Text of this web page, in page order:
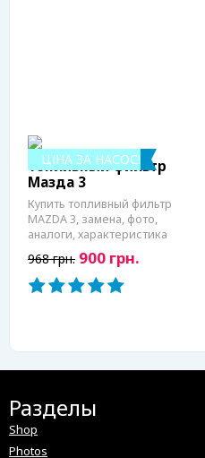
ЦІНА ЗА НАСОС!
Топливный фильтр
Мазда 3
Купить топливный фильтр
MAZDA 3, замена, фото,
аналоги, характеристика
968 грн. 900 грн.
Разделы
Shop
Photos